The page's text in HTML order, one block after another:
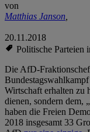
von
Matthias Janson,
20.11.2018
Politische Parteien
Die AfD-
Wirtschaft erhalten zu
dienen, sondern dem, „
haben die Freien
2018 insgesamt 33